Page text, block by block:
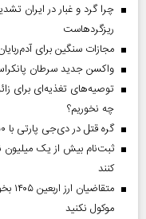
چرا گرد و غبار در ایران
ریزگردهاست
مجازات سنگین برای
واکسن جدید سرطان
چه نخوریم؟
گره قتل در دی‌جی پارتی با ۵۰ قسم باز می‌شود
ثبت‌نام بیش از یک میلیون
کنند
موکول نکنید